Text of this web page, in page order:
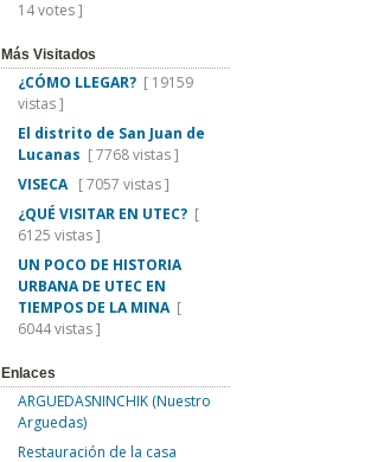
14 votes ]
Más Visitados
¿CÓMO LLEGAR? [ 19159
vistas ]
El distrito de San Juan de
Lucanas [ 7768 vistas ]
VISECA [ 7057 vistas ]
¿QUÉ VISITAR EN UTEC? [
6125 vistas ]
UN POCO DE HISTORIA
URBANA DE UTEC EN
TIEMPOS DE LA MINA[
6044 vistas ]
Enlaces
ARGUEDASNINCHIK (Nuestro
Arguedas)
Restauración de la casa